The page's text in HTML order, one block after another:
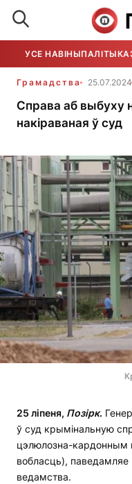
УСЕ НАВІНЫПАЛІТЫКА
Грамадства 25.07.2024
Справа аб выбуху
накіраваная ў суд
25 ліпеня, Позірк.
ў суд крымінальную
цэлюлозна-кардонным
вобласць), паведамляе
ведамства.